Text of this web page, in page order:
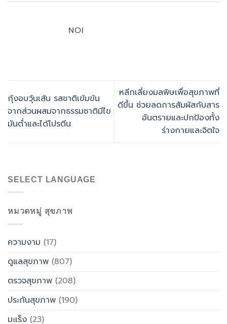
NOI
กุ้งอบวุ้นเส้น รสชาติเข้มข้น
จากส่วนผสมจากธรรมชาติมีไข
มันต่ำและได้โปรตีน
หลีกเลี่ยงมลพิษเพื่อสุขภาพที่
ดีขึ้น ช่วยลดการสัมผัสกับสาร
อันตรายและปกป้องทั้ง
ร่างกายและจิตใจ
SELECT LANGUAGE
หมวดหมู่ สุขภาพ
ความงาม (17)
ดูแลสุขภาพ (807)
ตรวจสุขภาพ (208)
ประกันสุขภาพ (190)
มะเร็ง (23)